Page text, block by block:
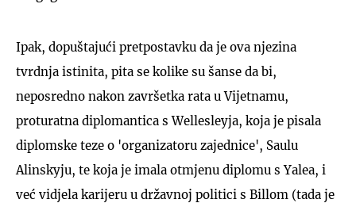
Ipak, dopuštajući pretpostavku da je ova njezina
tvrdnja istinita, pita se kolike su šanse da bi,
neposredno nakon završetka rata u Vijetnamu,
proturatna diplomantica s Wellesleyja, koja je pisala
diplomske teze o 'organizatoru zajednice', Saulu
Alinskyju, te koja je imala otmjenu diplomu s Yalea, i
već vidjela karijeru u državnoj politici s Billom (tada je